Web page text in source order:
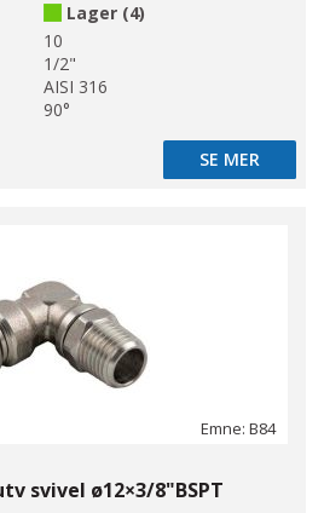
Lager (4)
10
1/2"
AISI 316
90°
SE MER
SE MER
Emne: B84
svivel ø12×3/8"BSPT